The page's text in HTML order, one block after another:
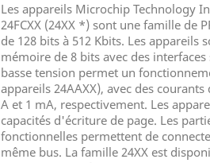
Les appareils Microchip Technology
24FCXX (24XX *) sont une famille de
de 128 bits à 512 Kbits. Les appareils
mémoire de 8 bits avec des
basse tension permet un
appareils 24AAXX), avec des
A et 1 mA, respectivement. Les
capacités d'écriture de page. Les
fonctionnelles permettent de
même bus. La famille 24XX est